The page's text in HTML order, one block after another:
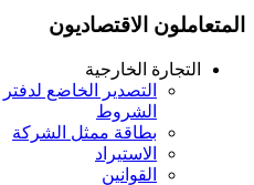
المتعاملون الاقتصاديون
التجارة الخارجية
التصدير الخاضع لدفتر
الشروط
بطاقة ممثل الشركة
الاستيراد
القوانين